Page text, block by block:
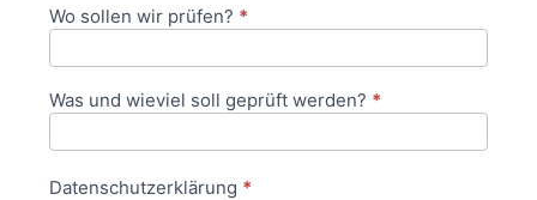
Wo sollen wir prüfen? *
Was und wieviel soll geprüft werden? *
Datenschutzerklärung *